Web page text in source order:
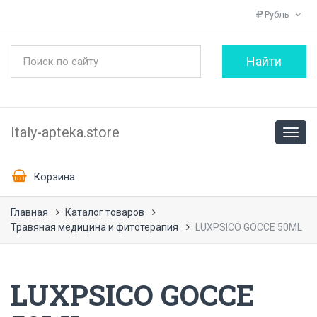
Рубль
Italy-apteka.store
Корзина
Главная
Каталог товаров
Травяная медицина и фитотерапия
LUXPSICO GOCCE 50ML
LUXPSICO GOCCE